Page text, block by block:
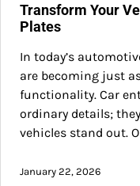
Transform Your
Plates
In today’s
are becoming just
functionality. Car
ordinary details;
vehicles stand out.
January 22, 2026